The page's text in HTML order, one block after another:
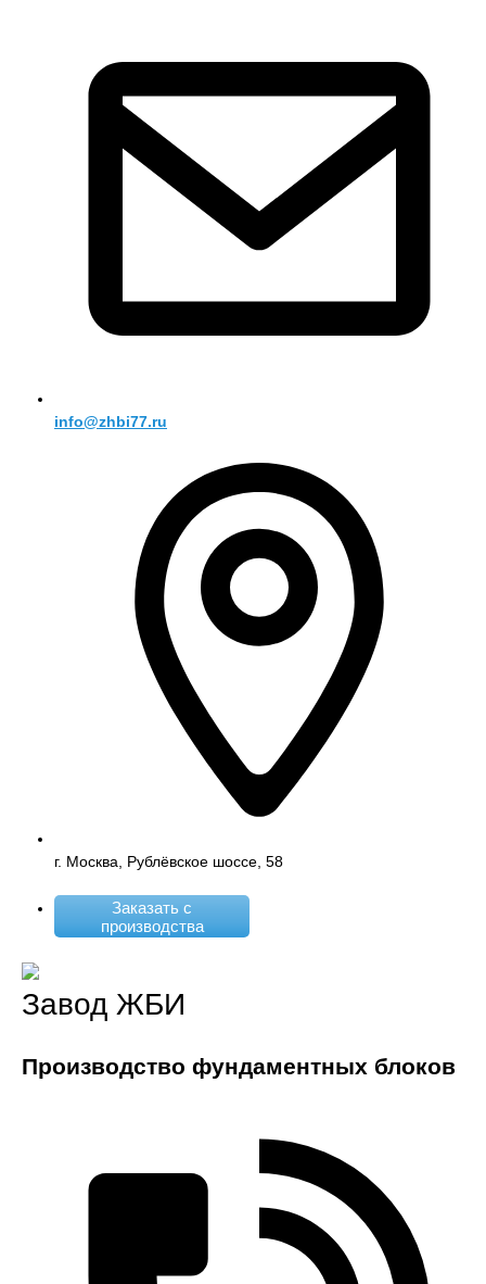
info@zhbi77.ru
г. Москва, Рублёвское шоссе, 58
Заказать с
производства
Завод ЖБИ
Производство фундаментных блоков